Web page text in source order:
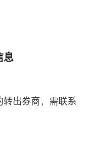
息
出券商，需联系